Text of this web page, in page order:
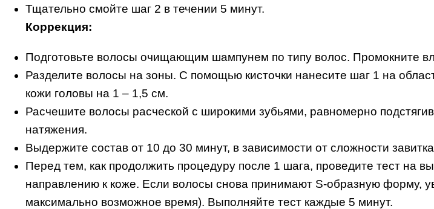
Тщательно смойте шаг 2 в течении 5 минут.
Коррекция:
Подготовьте волосы очищающим шампунем по типу волос. Промокните
Разделите волосы на зоны. С помощью кисточки нанесите шаг 1 на
кожи головы на 1 – 1,5 см.
Расчешите волосы расческой с широкими зубьями, равномерно
натяжения.
Выдержите состав от 10 до 30 минут, в зависимости от сложности
Перед тем, как продолжить процедуру после 1 шага, проведите тест на
направлению к коже. Если волосы снова принимают S-образную форму,
максимально возможное время). Выполняйте тест каждые 5 минут.